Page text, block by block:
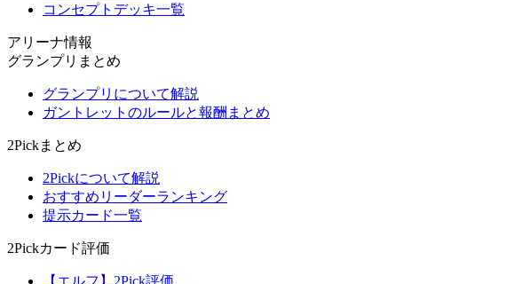
コンセプトデッキ一覧
アリーナ情報
グランプリまとめ
グランプリについて解説
ガントレットのルールと報酬まとめ
2Pickまとめ
2Pickについて解説
おすすめリーダーランキング
提示カード一覧
2Pickカード評価
【エルフ】2Pick評価